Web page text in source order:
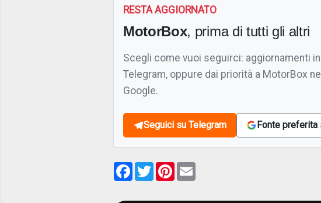
RESTA AGGIORNATO
MotorBox, prima di tutti gli altri
Scegli come vuoi seguirci: aggiornamenti
Telegram, oppure dai priorità a MotorBox
Google.
Seguici su Telegram Fonte preferita
Facebook
TwitterPinterest